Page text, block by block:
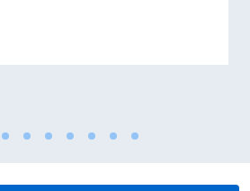
Sacrificio del Trabajo Italiano en el Mundo